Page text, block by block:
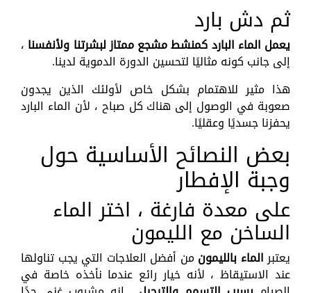
ثم دش بارد
يعمل الماء البارد كمنشط مشجع ممتاز لبشرتنا ولأنفسنا ،
إلى جانب كونه مثاليًا لتحسين الدورة الدموية لدينا.
هذا مثير للاهتمام بشكل خاص لأولئك الذين يجدون
صعوبة في الوصول إلى هناك كل صباح ، لأن الماء البارد
يحفزنا جسديًا وعقليًا.
بعض النصائح الأساسية حول
وجبة الإفطار
على معدة فارغة ، اختر الماء
الساخن مع الليمون
يعتبرالماء بالليمونمن أفضل العلاجات التي يجب تناولها
عند الاستيقاظ ، لأنه خيار رائع عندما نأخذه خاصة في